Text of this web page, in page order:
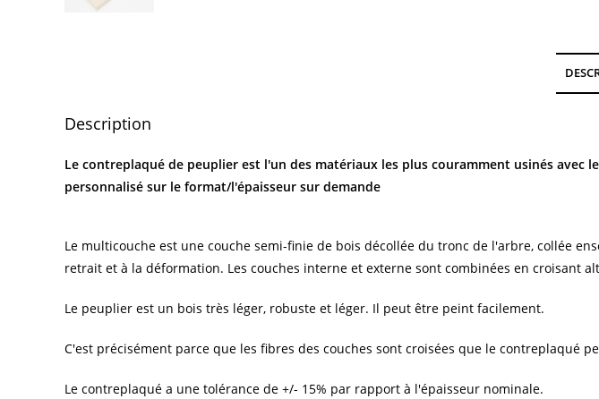
Description
Le contreplaqué de peuplier est l'un des matériaux les plus couramment usinés avec
personnalisé sur le format/l'épaisseur sur demande
Le multicouche est une couche semi-finie de bois décollée du tronc de l'arbre, collée
retrait et à la déformation. Les couches interne et externe sont combinées en croisant
Le peuplier est un bois très léger, robuste et léger. Il peut être peint facilement.
C'est précisément parce que les fibres des couches sont croisées que le contreplaqué
Le contreplaqué a une tolérance de +/- 15% par rapport à l'épaisseur nominale.